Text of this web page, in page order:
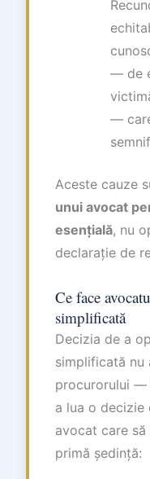
— de
—
Aceste cauze
unui avocat
esențială, nu
declarație de
Ce face
simplificată
Decizia de a
simplificată nu
procurorului —
a lua o decizie
avocat care
primă ședință: